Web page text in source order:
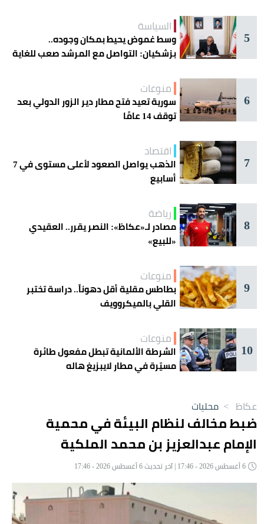
5
السياسة
وسط غموض يحيط بمكان وجوده..
بزشكيان: التواصل مع المرشد صعب للغاية
6
منوعات
سورية تعيد فتح مطار دير الزور الدولي بعد
توقف 14 عامًا
7
اقتصاد
الذهب يواصل الصعود لأعلى مستوى في 7
أسابيع
8
رياضة
مصادر لـ«عكاظ»: النصر يقرر.. العقيدي
«للبيع»
9
منوعات
بطاطس مقلية أقل دهوناً.. دراسة تختبر
القلي بالميكروويف
10
منوعات
الشرطة الألمانية تبطل مفعول طائرة
مسيّرة في مطار لايبزيغ هاله
عكاظ > محليات
ضبط مخالف لنظام البيئة في محمية
الإمام عبدالعزيز بن محمد الملكية